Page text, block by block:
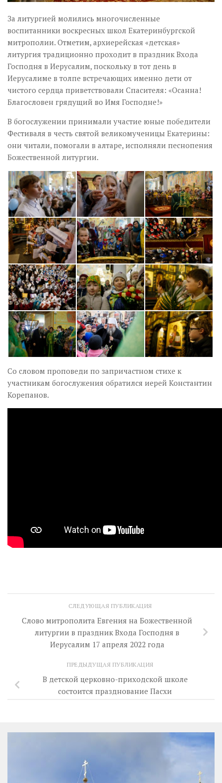
За литургией молились многочисленные
воспитанники воскресных школ Екатеринбургской
митрополии. Отметим, архиерейская «детская»
литургия традиционно проходит в праздник Входа
Господня в Иерусалим, поскольку в тот день в
Иерусалиме в толпе встречающих именно дети от
чистого сердца приветствовали Спасителя: «Осанна!
Благословен грядущий во Имя Господне!»
В богослужении принимали участие юные победители
Фестиваля в честь святой великомученицы Екатерины:
они читали, помогали в алтаре, исполняли песнопения
Божественной литургии.
Со словом проповеди по запричастном стихе к
участникам богослужения обратился иерей Константин
Корепанов.
СЛЕДУЮЩАЯ ПУБЛИКАЦИЯ
Слово митрополита Евгения на Божественной
литургии в праздник Входа Господня в
Иерусалим 17 апреля 2022 года
ПРЕДЫДУЩАЯ ПУБЛИКАЦИЯ
В детской церковно-приходской школе
состоится празднование Пасхи